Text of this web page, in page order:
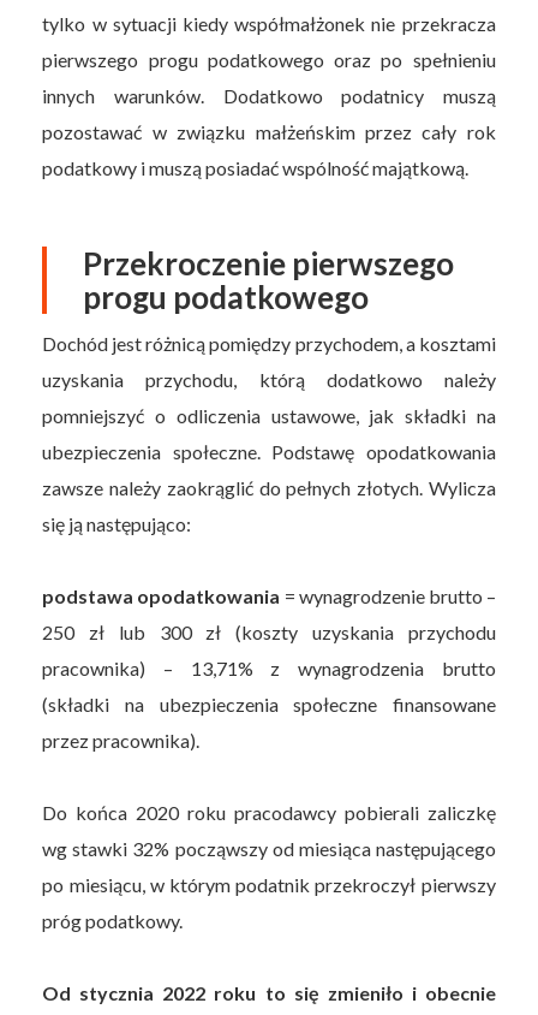
tylko w sytuacji kiedy współmałżonek nie przekracza
pierwszego progu podatkowego oraz po spełnieniu
innych warunków. Dodatkowo podatnicy muszą
pozostawać w związku małżeńskim przez cały rok
podatkowy i muszą posiadać wspólność majątkową.
Przekroczenie pierwszego
progu podatkowego
Dochód jest różnicą pomiędzy przychodem, a kosztami
uzyskania przychodu, którą dodatkowo należy
pomniejszyć o odliczenia ustawowe, jak składki na
ubezpieczenia społeczne. Podstawę opodatkowania
zawsze należy zaokrąglić do pełnych złotych. Wylicza
się ją następująco:
podstawa opodatkowania = wynagrodzenie brutto –
250 zł lub 300 zł (koszty uzyskania przychodu
pracownika) – 13,71% z wynagrodzenia brutto
(składki na ubezpieczenia społeczne finansowane
przez pracownika).
Do końca 2020 roku pracodawcy pobierali zaliczkę
wg stawki 32% począwszy od miesiąca następującego
po miesiącu, w którym podatnik przekroczył pierwszy
próg podatkowy.
Od stycznia 2022 roku to się zmieniło i obecnie